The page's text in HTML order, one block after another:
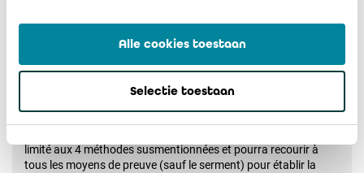
Alle cookies toestaan
Selectie toestaan
l’évaluation n’est pas conforme au marché» (DOC 56
loi ne contient aucune disposition spécifique. Le cadre des 4
méthodes de valorisation au 31 décembre 2025 ne s’applique
limité aux 4 méthodes susmentionnées et pourra recourir à
tous les moyens de preuve (sauf le serment) pour établir la